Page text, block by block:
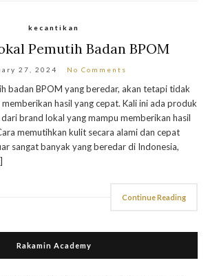
kecantikan
Pemutih Badan BPOM
27, 2024 No Comments
badan BPOM yang beredar, akan tetapi tidak
hasil yang cepat. Kali ini ada produk
brand lokal yang mampu memberikan hasil
memutihkan kulit secara alami dan cepat
sangat banyak yang beredar di Indonesia,
Continue Reading
Rakamin Academy